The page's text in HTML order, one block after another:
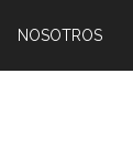
NOSOTROS